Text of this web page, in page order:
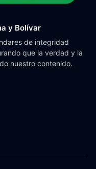
y Bolívar
de integridad
que la verdad y la
nuestro contenido.